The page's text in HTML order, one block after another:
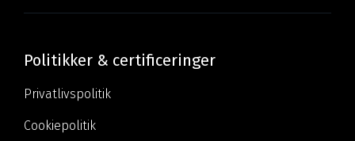
Politikker & certificeringer
Privatlivspolitik
Cookiepolitik